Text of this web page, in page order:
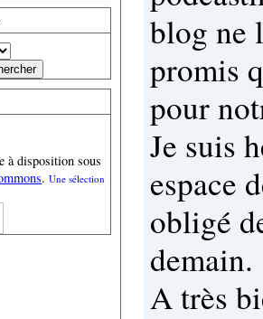
à disposition sous
. Une sélection
blog ne
promis
pour
Je suis
espace
obligé
demain.
A très